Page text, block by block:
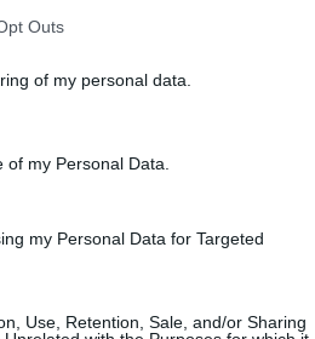
Outs
of my personal data.
my Personal Data.
my Personal Data for Targeted
Use, Retention, Sale, and/or Sharing
šimtai miestiečių, kartais
ploteliuose net
nemažos
negamino, už geras
20–30 litų.
kaip sporto šaka,